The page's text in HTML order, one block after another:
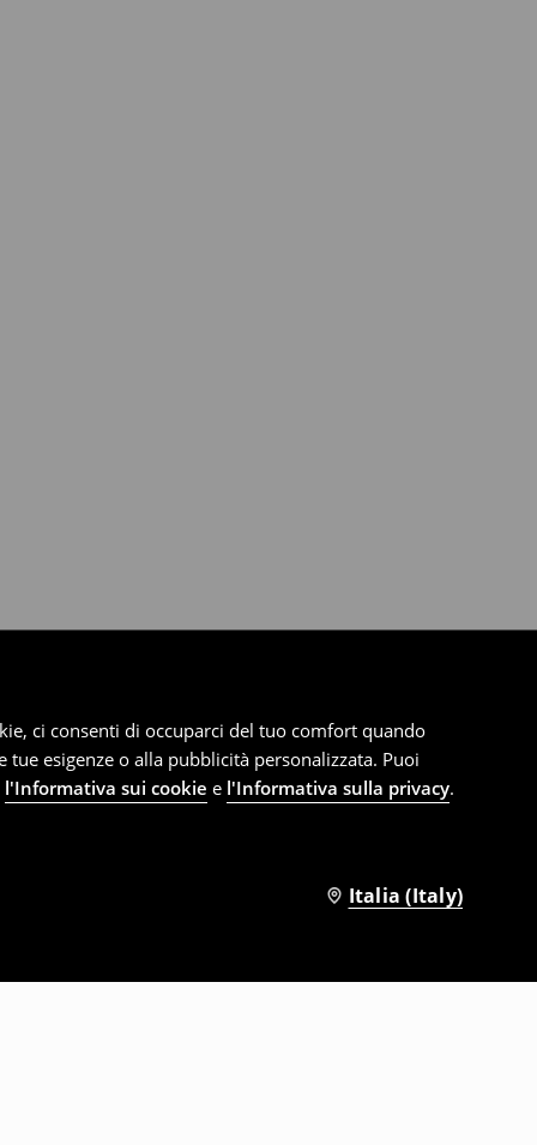
ci consenti di occuparci del tuo comfort quando
esigenze o alla pubblicità personalizzata. Puoi
l'Informativa sui cookie e l'Informativa sulla privacy.
Italia (Italy)